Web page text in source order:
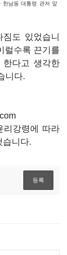
한남동 대통령 관저 앞
도 있었습니
럴수록 끈기를
한다고 생각한
니다.
리강령에 따라
습니다.